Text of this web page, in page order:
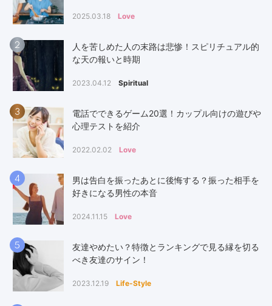
2025.03.18 Love
2
人を苦しめた人の末路は悲惨！スピリチュアル的
な天の報いと時期
2023.04.12 Spiritual
3
電話でできるゲーム20選！カップル向けの遊びや
心理テストを紹介
2022.02.02 Love
4
男は告白を振ったあとに後悔する？振った相手を
好きになる男性の本音
2024.11.15 Love
5
友達やめたい？特徴とランキングで見る縁を切る
べき友達のサイン！
2023.12.19 Life-Style